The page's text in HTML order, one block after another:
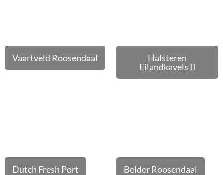
Vaartveld Roosendaal
Halsteren
Eilandkavels II
Dutch Fresh Port Belder Roosendaal